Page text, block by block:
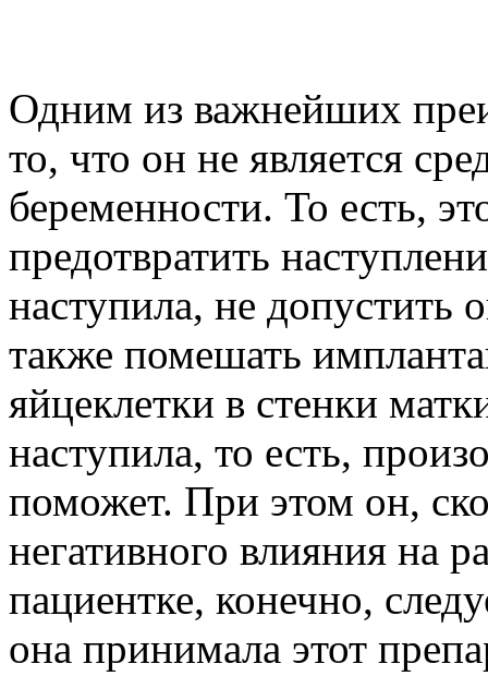
Одним из важнейших
то, что он не является
беременности. То есть,
предотвратить
наступила, не допустить
также помешать
яйцеклетки в стенки
наступила, то есть,
поможет. При этом он,
негативного влияния на
пациентке, конечно,
она принимала этот